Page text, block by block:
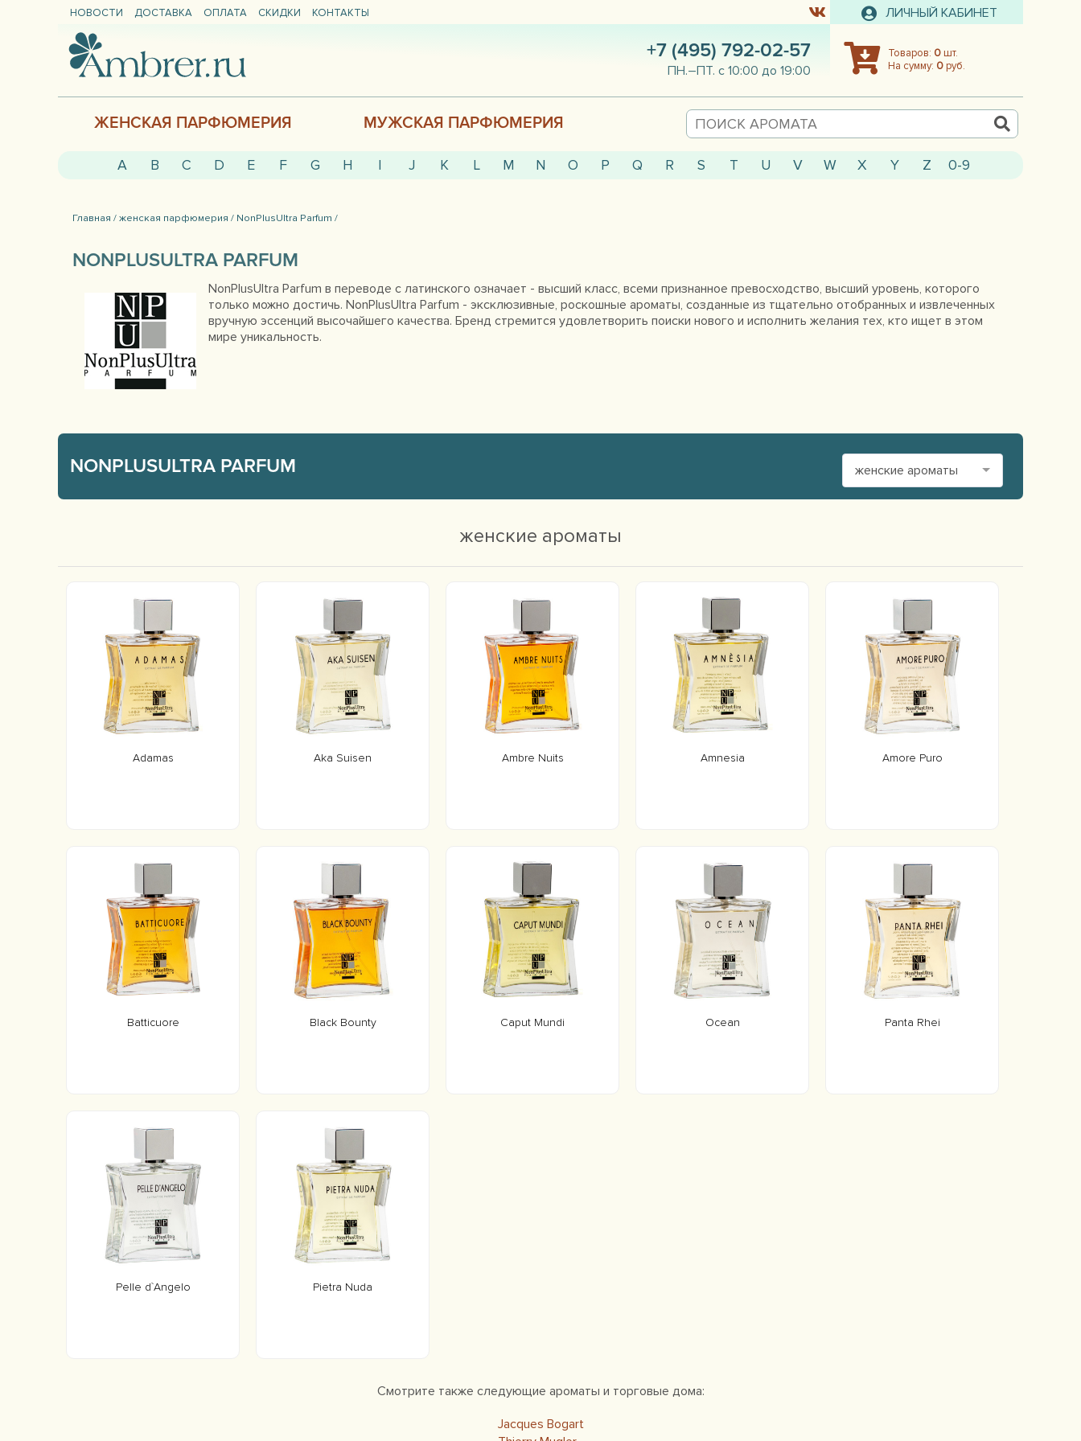
НОВОСТИ ДОСТАВКА ОПЛАТА СКИДКИ КОНТАКТЫ ЛИЧНЫЙ КАБИНЕТ
Товаров: 0шт.
На сумму: 0руб.
+7 (495) 792-02-57
ПН.–ПТ. с 10:00 до 19:00
ЖЕНСКАЯ ПАРФЮМЕРИЯ МУЖСКАЯ ПАРФЮМЕРИЯ
A B C D E F G H I J K L M N O P Q R S T U V W X Y Z 0-9
Главная /женская парфюмерия / NonPlusUltra Parfum /
NONPLUSULTRA PARFUM
NonPlusUltra Parfum в переводе с латинского означает - высший класс, всеми признанное превосходство, высший уровень, которого
только можно достичь. NonPlusUltra Parfum - эксклюзивные, роскошные ароматы, созданные из тщательно отобранных и извлеченных
вручную эссенций высочайшего качества. Бренд стремится удовлетворить поиски нового и исполнить желания тех, кто ищет в этом
мире уникальность.
NONPLUSULTRA PARFUM женские ароматы
женские ароматы
Adamas Aka Suisen Ambre Nuits Amnesia Amore Puro
Batticuore Black Bounty Caput Mundi Ocean Panta Rhei
Pelle d`Angelo Pietra Nuda
Смотрите также следующие ароматы и торговые дома:
Jacques Bogart